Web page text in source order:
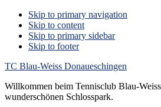
Skip to primary navigation
Skip to content
Skip to primary sidebar
Skip to footer
TC Blau-Weiss Donaueschingen
Willkommen beim Tennisclub Blau-
wunderschönen Schlosspark.